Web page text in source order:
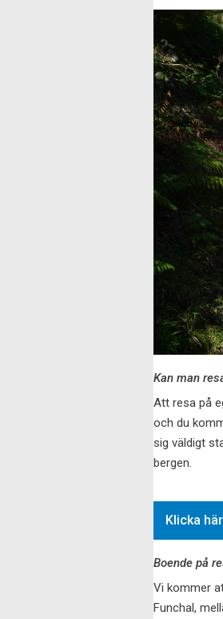
Kan man
Att resa på
och du
sig väldigt
bergen.
Klicka
Boende på
Vi kommer
Funchal,